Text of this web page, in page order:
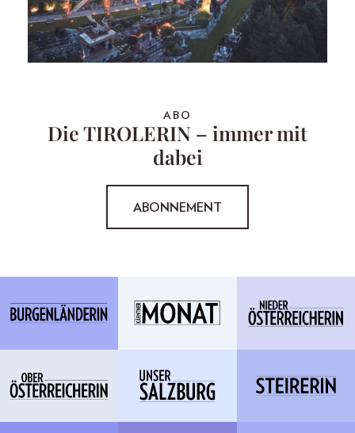
ABO
Die TIROLERIN – immer mit
dabei
ABONNEMENT